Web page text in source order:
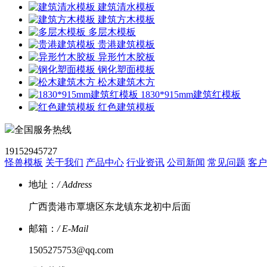
建筑清水模板
建筑方木模板
多层木模板
贵港建筑模板
异形竹木胶板
钢化塑面模板
松木建筑木方
1830*915mm建筑红模板
红色建筑模板
全国服务热线
19152945727
怪兽模板 关于我们 产品中心 行业资讯 公司新闻 常见问题 客
地址： / Address
广西贵港市覃塘区东龙镇东龙初中后面
邮箱： / E-Mail
1505275753@qq.com